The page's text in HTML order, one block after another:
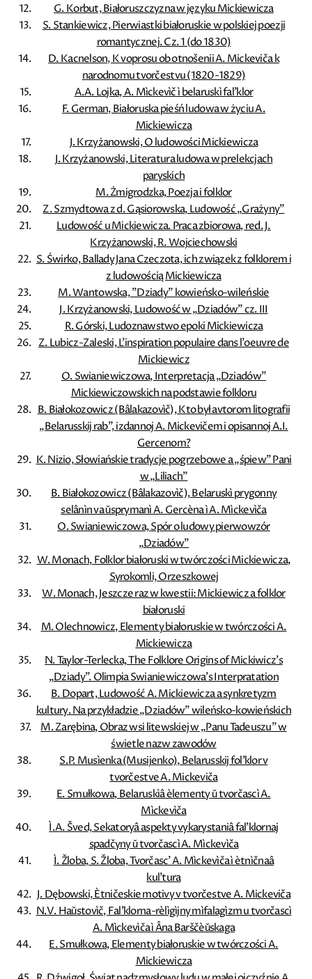
G. Korbut, Białoruszczyzna w języku Mickiewicza
S. Stankiewicz, Pierwiastki białoruskie w polskiej poezji
romantycznej. Cz. 1 (do 1830)
D. Kacnelson, K voprosu ob otnošenii A. Mickeviča k
narodnomu tvorčestvu (1820-1829)
A.A. Lojka, A. Mìckevìč ì belaruskì fal’klor
F. German, Białoruska pieśń ludowa w życiu A.
Mickiewicza
J. Krzyżanowski, O ludowości Mickiewicza
J. Krzyżanowski, Literatura ludowa w prelekcjach
paryskich
M. Żmigrodzka, Poezja i folklor
Z. Szmydtowa z d. Gąsiorowska, Ludowość „Grażyny”
Ludowość u Mickiewicza. Praca zbiorowa, red. J.
Krzyżanowski, R. Wojciechowski
S. Świrko, Ballady Jana Czeczota, ich związek z folklorem i
z ludowością Mickiewicza
M. Wantowska, ”Dziady” kowieńsko-wileńskie
J. Krzyżanowski, Ludowość w „Dziadów” cz. III
R. Górski, Ludoznawstwo epoki Mickiewicza
Z. Lubicz-Zaleski, L'inspiration populaire dans l'oeuvre de
Mickiewicz
O. Swianiewiczowa, Interpretacja „Dziadów”
Mickiewiczowskich na podstawie folkloru
B. Białokozowicz (Bâlakazovìč), Kto był avtorom litografii
„Belarusskij rab”, izdannoj A. Mickevičem i opisannoj A.I.
Gercenom?
K. Nizio, Słowiańskie tradycje pogrzebowe a „śpiew” Pani
w „Liliach”
B. Białokozowicz (Bâlakazovìč), Belaruskì prygonny
selânìn va ǔsprymanì A. Gercèna ì A. Mìckevìča
O. Swianiewiczowa, Spór o ludowy pierwowzór
„Dziadów”
W. Monach, Folklor białoruski w twórczości Mickiewicza,
Syrokomli, Orzeszkowej
W. Monach, Jeszcze raz w kwestii: Mickiewicz a folklor
białoruski
M. Olechnowicz, Elementy białoruskie w twórczości A.
Mickiewicza
N. Taylor-Terlecka, The Folklore Origins of Mickiwicz's
„Dziady”. Olimpia Swianiewiczowa's Interpratation
B. Dopart, Ludowość A. Mickiewicza a synkretyzm
kultury. Na przykładzie „Dziadów” wileńsko-kowieńskich
M. Zarębina, Obraz wsi litewskiej w „Panu Tadeuszu” w
świetle nazw zawodów
S.P. Musìenka (Musijenko), Belarusskij fol'klor v
tvorčestve A. Mickeviča
E. Smułkowa, Belaruskìâ èlementy ǔ tvorčascì A.
Mìckevìča
Ì.A. Šved, Sekatoryâ aspekty vykarystaniâ fal'klornaj
spadčyny ǔ tvorčascì A. Mìckevìča
Ì. Žloba, S. Žloba, Tvorčasc' A. Mìckevìča ì ètnìčnaâ
kul'tura
J. Dębowski, Ètničeskie motivy v tvorčestve A. Mickeviča
N.V. Haǔstovìč, Fal’klorna-rèlìgìjny mìfalagìzm u tvorčascì
A. Mìckevìča ì Âna Barščèǔskaga
E. Smułkowa, Elementy białoruskie w twórczości A.
Mickiewicza